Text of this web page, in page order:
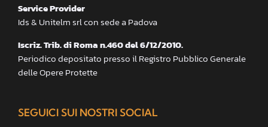
Service Provider
Ids & Unitelm srl con sede a Padova
Iscriz. Trib. di Roma n.460 del 6/12/2010.
Periodico depositato presso il Registro Pubblico Generale
delle Opere Protette
SEGUICI SUI NOSTRI SOCIAL